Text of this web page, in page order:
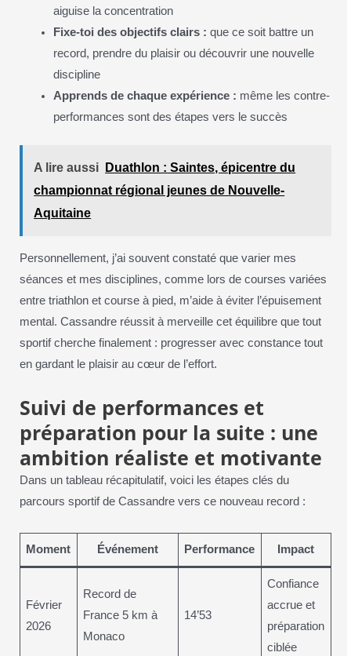
aiguise la concentration
Fixe-toi des objectifs clairs : que ce soit battre un
record, prendre du plaisir ou découvrir une nouvelle
discipline
Apprends de chaque expérience : même les contre-
performances sont des étapes vers le succès
A lire aussi
Duathlon : Saintes, épicentre du
championnat régional jeunes de Nouvelle-
Aquitaine
Personnellement, j’ai souvent constaté que varier mes
séances et mes disciplines, comme lors de courses variées
entre triathlon et course à pied, m’aide à éviter l’épuisement
mental. Cassandre réussit à merveille cet équilibre que tout
sportif cherche finalement : progresser avec constance tout
en gardant le plaisir au cœur de l’effort.
Suivi de performances et
préparation pour la suite : une
ambition réaliste et motivante
Dans un tableau récapitulatif, voici les étapes clés du
parcours sportif de Cassandre vers ce nouveau record :
Moment Événement Performance Impact
Février
2026
Record de
France 5 km à
Monaco
14’53
Confiance
accrue et
préparation
ciblée